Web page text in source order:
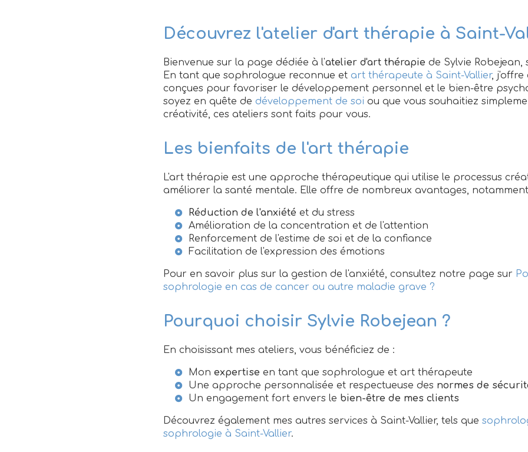
Découvrez l'atelier d'art thérapie à Saint-
Bienvenue sur la page dédiée à l'atelier d'art thérapie de Sylvie Robejean,
En tant que sophrologue reconnue et art thérapeute à Saint-Vallier, j'offre
conçues pour favoriser le développement personnel et le bien-être
soyez en quête de développement de soi ou que vous souhaitiez
créativité, ces ateliers sont faits pour vous.
Les bienfaits de l'art thérapie
L'art thérapie est une approche thérapeutique qui utilise le processus
améliorer la santé mentale. Elle offre de nombreux avantages,
Réduction de l'anxiété et du stress
Amélioration de la concentration et de l'attention
Renforcement de l'estime de soi et de la confiance
Facilitation de l'expression des émotions
Pour en savoir plus sur la gestion de l'anxiété, consultez notre page sur
sophrologie en cas de cancer ou autre maladie grave ?
Pourquoi choisir Sylvie Robejean ?
En choisissant mes ateliers, vous bénéficiez de :
Mon expertise en tant que sophrologue et art thérapeute
Une approche personnalisée et respectueuse des normes de
Un engagement fort envers le bien-être de mes clients
Découvrez également mes autres services à Saint-Vallier, tels que
sophrologie à Saint-Vallier.